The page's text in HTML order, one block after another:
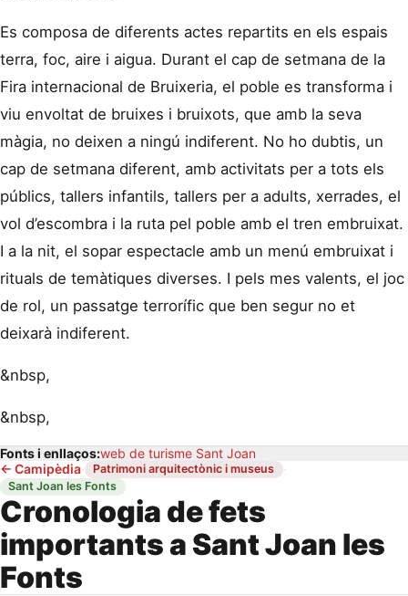
Es composa de diferents actes repartits en els espais
terra, foc, aire i aigua. Durant el cap de setmana de la
Fira internacional de Bruixeria, el poble es transforma i
viu envoltat de bruixes i bruixots, que amb la seva
màgia, no deixen a ningú indiferent. No ho dubtis, un
cap de setmana diferent, amb activitats per a tots els
públics, tallers infantils, tallers per a adults, xerrades, el
vol d’escombra i la ruta pel poble amb el tren embruixat.
I a la nit, el sopar espectacle amb un menú embruixat i
rituals de temàtiques diverses. I pels mes valents, el joc
de rol, un passatge terrorífic que ben segur no et
deixarà indiferent.
&nbsp,
&nbsp,
Fonts i enllaços:web de turisme Sant Joan
← Camipèdia· Patrimoni arquitectònic i museus ·
Sant Joan les Fonts
Cronologia de fets
importants a Sant Joan les
Fonts